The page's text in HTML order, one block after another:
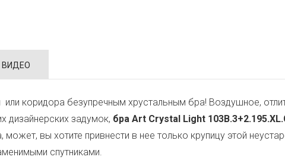
ВИДЕО
коридора безупречным хрустальным бра! Воздушное,
дизайнерских задумок, бра Art Crystal Light
может, вы хотите привнести в нее только крупицу этой
спутниками.